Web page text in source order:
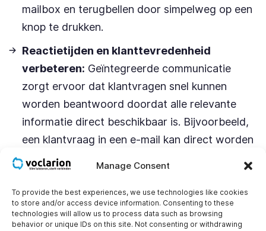
Manage Consent
To provide the best experiences, we use technologies like cookies
to store and/or access device information. Consenting to these
technologies will allow us to process data such as browsing
behavior or unique IDs on this site. Not consenting or withdrawing
mailbox en terugbellen door simpelweg op een
knop te drukken.
Reactietijden en klanttevredenheid
verbeteren: Geïntegreerde communicatie
zorgt ervoor dat klantvragen snel kunnen
worden beantwoord doordat alle relevante
informatie direct beschikbaar is. Bijvoorbeeld,
een klantvraag in een e-mail kan direct worden
opgevolgd met een telefoongesprek zonder de
Communicatiebeheer vereenvoudigen:Een
gecentraliseerd platform vermindert de